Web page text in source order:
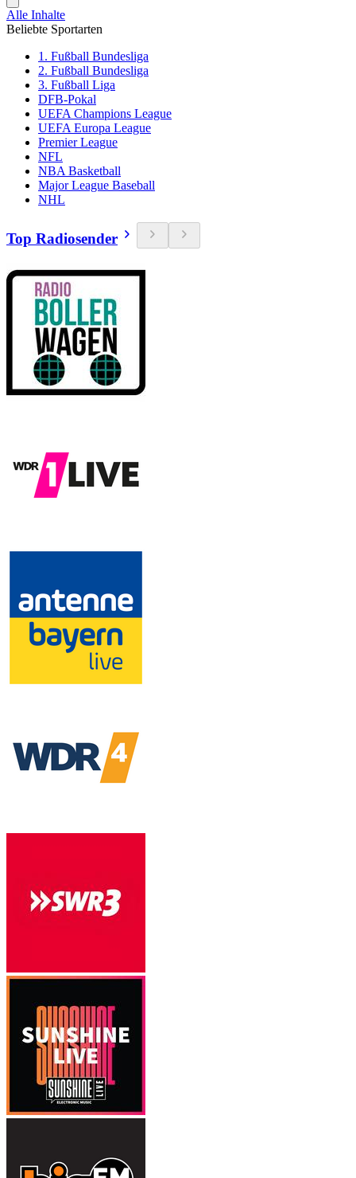
Alle Inhalte
Beliebte Sportarten
1. Fußball Bundesliga
2. Fußball Bundesliga
3. Fußball Liga
DFB-Pokal
UEFA Champions League
UEFA Europa League
Premier League
NFL
NBA Basketball
Major League Baseball
NHL
Top Radiosender